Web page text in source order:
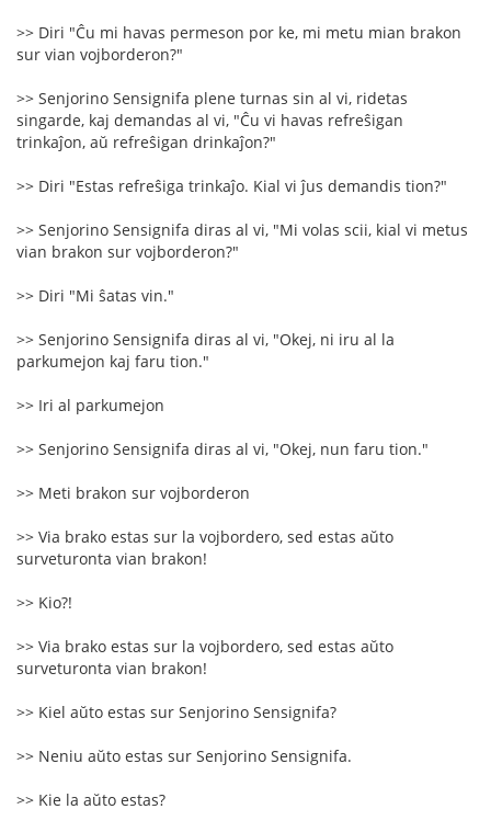
>> Diri "Ĉu mi havas permeson por ke, mi metu mian brakon
sur vian vojborderon?"
>> Senjorino Sensignifa plene turnas sin al vi, ridetas
singarde, kaj demandas al vi, "Ĉu vi havas refreŝigan
trinkaĵon, aŭ refreŝigan drinkaĵon?"
>> Diri "Estas refreŝiga trinkaĵo. Kial vi ĵus demandis tion?"
>> Senjorino Sensignifa diras al vi, "Mi volas scii, kial vi metus
vian brakon sur vojborderon?"
>> Diri "Mi ŝatas vin."
>> Senjorino Sensignifa diras al vi, "Okej, ni iru al la
parkumejon kaj faru tion."
>> Iri al parkumejon
>> Senjorino Sensignifa diras al vi, "Okej, nun faru tion."
>> Meti brakon sur vojborderon
>> Via brako estas sur la vojbordero, sed estas aŭto
surveturonta vian brakon!
>> Kio?!
>> Via brako estas sur la vojbordero, sed estas aŭto
surveturonta vian brakon!
>> Kiel aŭto estas sur Senjorino Sensignifa?
>> Neniu aŭto estas sur Senjorino Sensignifa.
>> Kie la aŭto estas?